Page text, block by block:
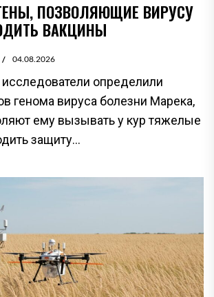
ПОЗВОЛЯЮЩИЕ ВИРУСУ
ВАКЦИНЫ
04.08.2026
определили
генома вируса болезни Марека,
ему вызывать у кур тяжелые
защиту...